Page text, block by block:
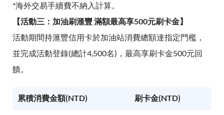
*海外交易手續費不納入計算。
【活動三：加油刷滙豐 滿額最高享500元刷卡金】
活動期間持滙豐信用卡於加油站消費總額達指定門檻，
並完成活動登錄(總計4,500名)，最高享刷卡金500元回
饋。
累積消費金額(NTD) 刷卡金(NTD)